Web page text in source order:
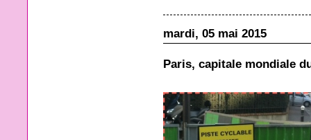
mardi, 05 mai 2015
Paris, capitale mondiale